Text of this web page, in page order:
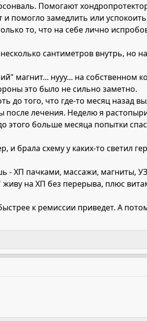
Помогают
помогло замедлить или
то, что на себе лично
сантиметров внутрь, но
магнит... нууу... на собственном
это было не сильно заметно.
до того, что где-то месяц назад
после лечения. Неделю я
этого больше месяца попытки
брала схему у каких-то светил
- ХП пачками, массажи, магниты,
на ХП без перерыва, плюс
к ремиссии приведет. А